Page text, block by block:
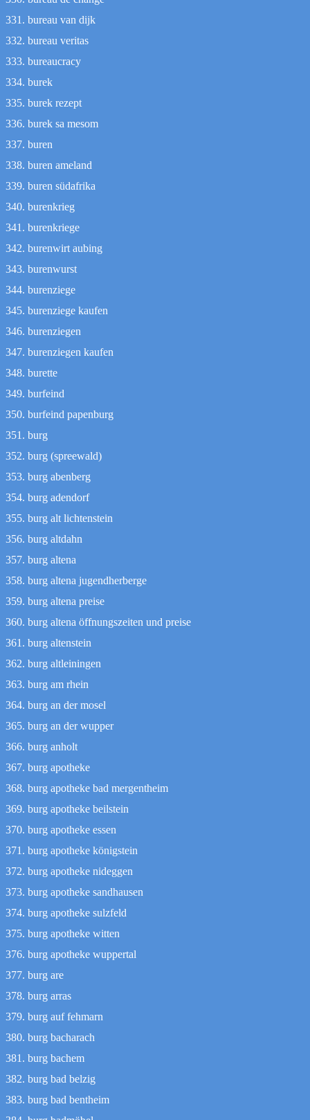
bureau van dijk
bureau veritas
bureaucracy
burek
burek rezept
burek sa mesom
buren
buren ameland
buren südafrika
burenkrieg
burenkriege
burenwirt aubing
burenwurst
burenziege
burenziege kaufen
burenziegen
burenziegen kaufen
burette
burfeind
burfeind papenburg
burg
burg (spreewald)
burg abenberg
burg adendorf
burg alt lichtenstein
burg altdahn
burg altena
burg altena jugendherberge
burg altena preise
burg altena öffnungszeiten und preise
burg altenstein
burg altleiningen
burg am rhein
burg an der mosel
burg an der wupper
burg anholt
burg apotheke
burg apotheke bad mergentheim
burg apotheke beilstein
burg apotheke essen
burg apotheke königstein
burg apotheke nideggen
burg apotheke sandhausen
burg apotheke sulzfeld
burg apotheke witten
burg apotheke wuppertal
burg are
burg arras
burg auf fehmarn
burg bacharach
burg bachem
burg bad belzig
burg bad bentheim